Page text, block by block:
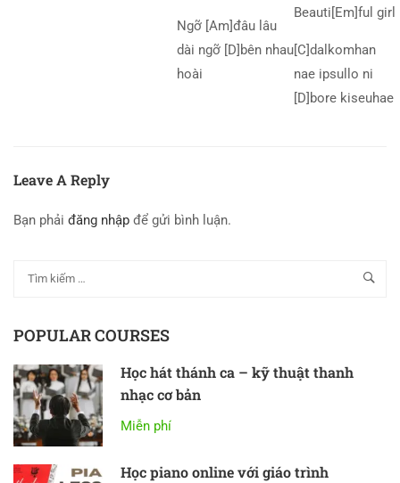
Ngỡ [Am]đâu lâu
dài ngỡ [D]bên nhau
hoài
Beauti[Em]ful girl
[C]dalkomhan
nae ipsullo ni
[D]bore kiseuhae
Leave A Reply
Bạn phải đăng nhập để gửi bình luận.
POPULAR COURSES
Học hát thánh ca – kỹ thuật thanh
nhạc cơ bản
Miễn phí
Học piano online với giáo trình